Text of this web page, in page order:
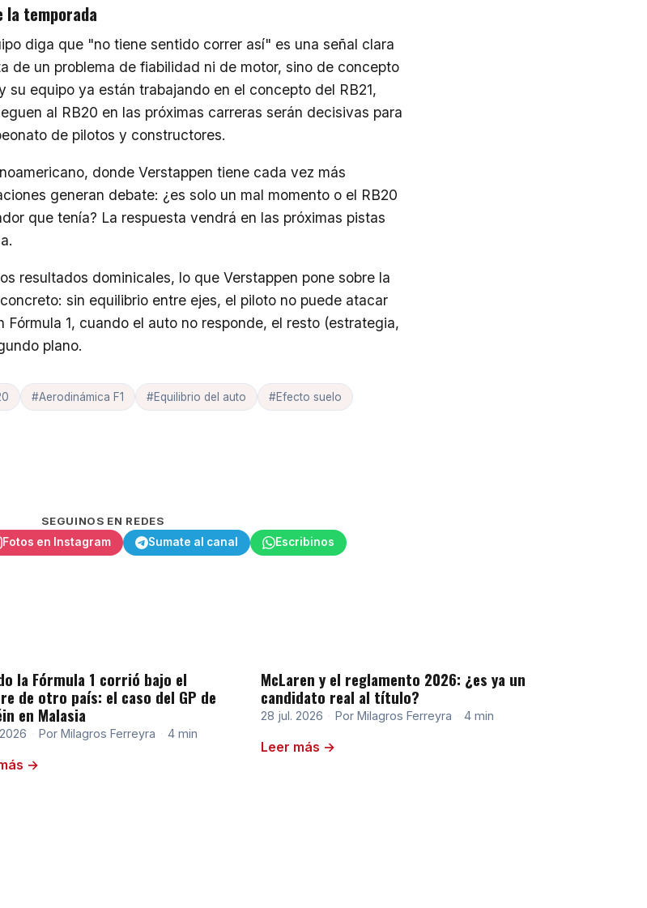
la temporada
diga que "no tiene sentido correr así" es una señal clara
de un problema de fiabilidad ni de motor, sino de concepto
su equipo ya están trabajando en el concepto del RB21,
al RB20 en las próximas carreras serán decisivas para
de pilotos y constructores.
donde Verstappen tiene cada vez más
generan debate: ¿es solo un mal momento o el RB20
que tenía? La respuesta vendrá en las próximas pistas
resultados dominicales, lo que Verstappen pone sobre la
sin equilibrio entre ejes, el piloto no puede atacar
1, cuando el auto no responde, el resto (estrategia,
plano.
#Aerodinámica F1 #Equilibrio del auto #Efecto suelo
SEGUINOS EN REDES
Fotos en Instagram Sumate al canal Escribinos
la Fórmula 1 corrió bajo el
de otro país: el caso del GP de
en Malasia
· Por Milagros Ferreyra · 4 min
→
McLaren y el reglamento 2026: ¿es ya un
candidato real al título?
28 jul. 2026 · Por Milagros Ferreyra · 4 min
Leer más →